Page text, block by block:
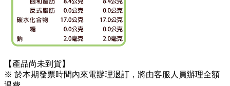
【產品尚未到貨】
※ 於本期發票時間內來電辦理退訂，將由客服人員辦理全額